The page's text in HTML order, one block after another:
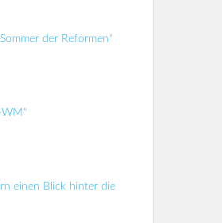
der Reformen“
einen Blick hinter die